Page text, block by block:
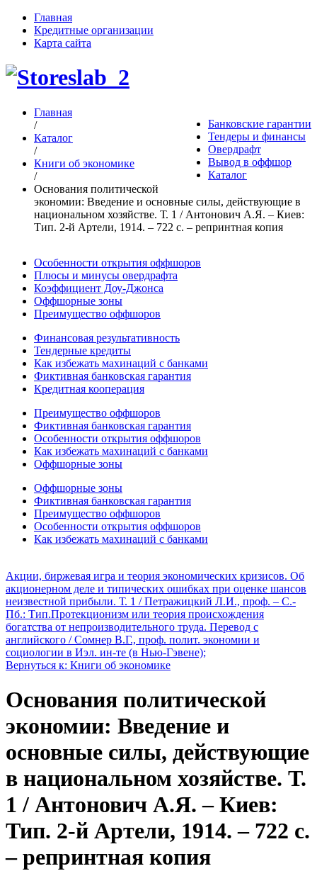
Главная
Кредитные организации
Карта сайта
Банковские гарантии
Тендеры и финансы
Овердрафт
Вывод в оффшор
Каталог
Главная
/
Каталог
/
Книги об экономике
/
Основания политической
экономии: Введение и основные силы, действующие в
национальном хозяйстве. Т. 1 / Антонович А.Я. – Киев:
Тип. 2-й Артели, 1914. – 722 c. – репринтная копия
Особенности открытия оффшоров
Плюсы и минусы овердрафта
Коэффициент Доу-Джонса
Оффшорные зоны
Преимущество оффшоров
Финансовая результативность
Тендерные кредиты
Как избежать махинаций с банками
Фиктивная банковская гарантия
Кредитная кооперация
Преимущество оффшоров
Фиктивная банковская гарантия
Особенности открытия оффшоров
Как избежать махинаций с банками
Оффшорные зоны
Оффшорные зоны
Фиктивная банковская гарантия
Преимущество оффшоров
Особенности открытия оффшоров
Как избежать махинаций с банками
Акции, биржевая игра и теория экономических кризисов. Об
акционерном деле и типических ошибках при оценке шансов
неизвестной прибыли. Т. 1 / Петражицкий Л.И., проф. – С.-
Пб.: Тип.Протекционизм или теория происхождения
богатства от непроизводительного труда. Перевод с
английского / Сомнер В.Г., проф. полит. экономии и
социологии в Иэл. ин-те (в Нью-Гэвене);
Вернуться к: Книги об экономике
Основания политической
экономии: Введение и
основные силы, действующие
в национальном хозяйстве. Т.
1 / Антонович А.Я. – Киев:
Тип. 2-й Артели, 1914. – 722 c.
– репринтная копия